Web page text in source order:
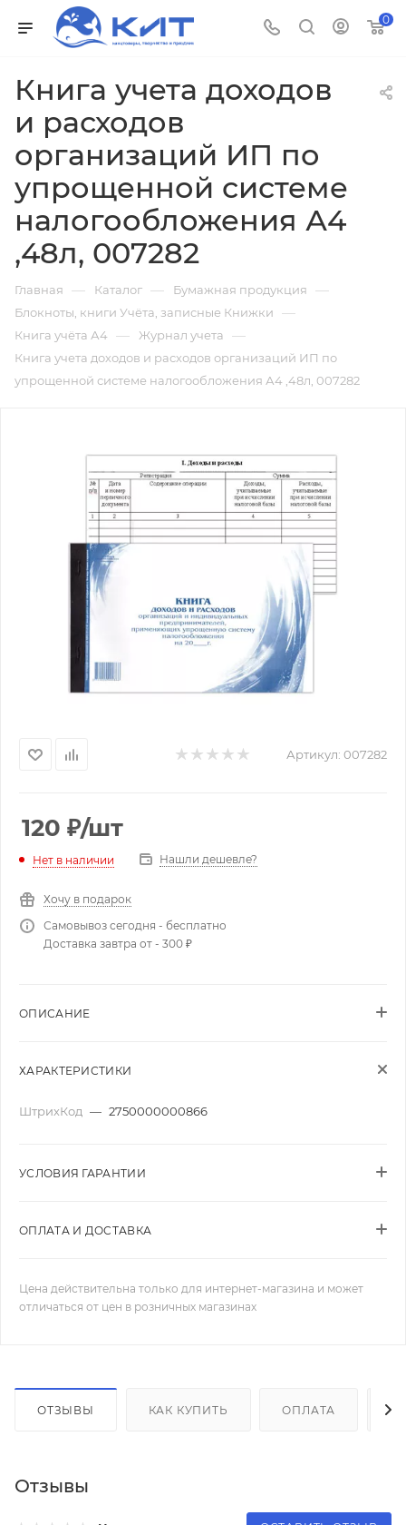
0
Книга учета доходов
и расходов
организаций ИП по
упрощенной системе
налогообложения А4
,48л, 007282
Главная — Каталог — Бумажная продукция —
Блокноты, книги Учёта, записные Книжки —
Книга учёта А4 — Журнал учета —
Книга учета доходов и расходов организаций ИП по
упрощенной системе налогообложения А4 ,48л, 007282
Артикул: 007282
120 ₽/шт
Нет в наличии Нашли дешевле?
Хочу в подарок
Самовывоз сегодня - бесплатно
Доставка завтра от - 300 ₽
ОПИСАНИЕ
ХАРАКТЕРИСТИКИ
ШтрихКод — 2750000000866
УСЛОВИЯ ГАРАНТИИ
ОПЛАТА И ДОСТАВКА
Цена действительна только для интернет-магазина и может
отличаться от цен в розничных магазинах
ОТЗЫВЫ КАК КУПИТЬ ОПЛАТА
Отзывы